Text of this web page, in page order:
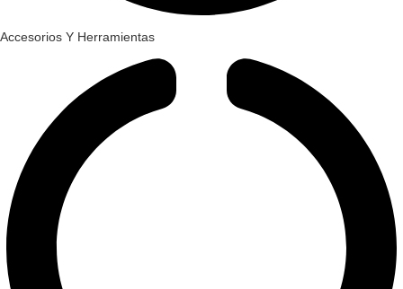
Accesorios Y Herramientas